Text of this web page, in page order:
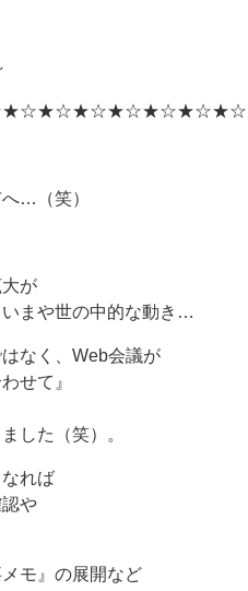
…（笑）
が
まや世の中的な動き…
なく、Web会議が
せて』
した（笑）。
れば
や
モ』の展開など